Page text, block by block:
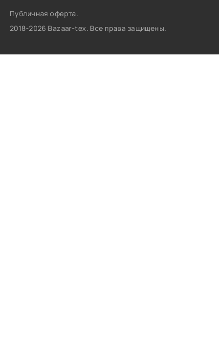
Публичная оферта.
2018-2026 Bazaar-tex. Все права защищены.